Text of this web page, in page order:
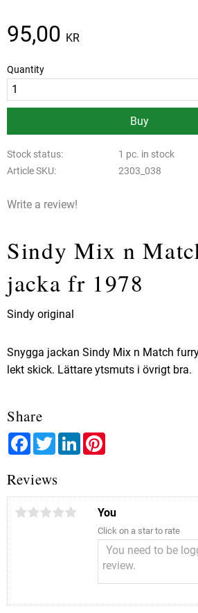
95,00 KR
Quantity
Buy
Stock status
1 pc. in stock
Article SKU
2303_038
Write a review!
Sindy Mix n
jacka fr 1978
Sindy original
Snygga jackan Sindy Mix n Match
lekt skick. Lättare ytsmuts i övrigt bra.
Share
FacebookTwitterLinkedIn
Reviews
You
Click on a star to rate